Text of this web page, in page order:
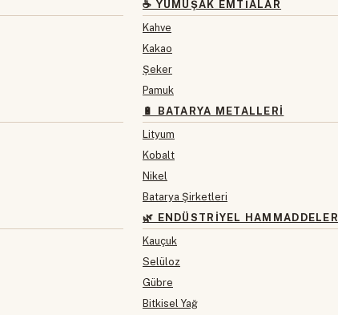
☕ YUMUŞAK EMTIALAR
Kahve
Kakao
Şeker
Pamuk
🔋 BATARYA METALLERI
Lityum
Kobalt
Nikel
Batarya Şirketleri
🌿 ENDÜSTRIYEL HAMMADDELER
Kauçuk
Selüloz
Gübre
Bitkisel Yağ